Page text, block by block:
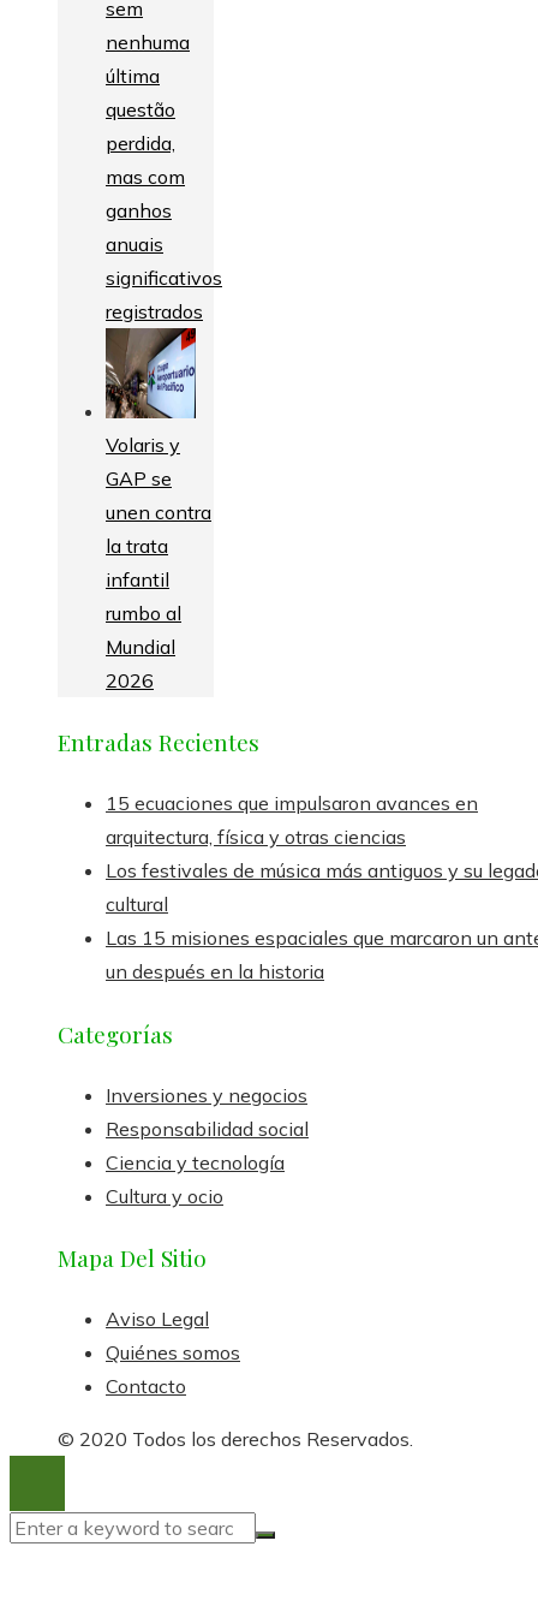
sem
nenhuma
última
questão
perdida,
mas com
ganhos
anuais
significativos
registrados
Volaris y
GAP se
unen contra
la trata
infantil
rumbo al
Mundial
2026
Entradas Recientes
15 ecuaciones que impulsaron avances en
arquitectura, física y otras ciencias
Los festivales de música más antiguos y su
cultural
Las 15 misiones espaciales que marcaron un
un después en la historia
Categorías
Inversiones y negocios
Responsabilidad social
Ciencia y tecnología
Cultura y ocio
Mapa Del Sitio
Aviso Legal
Quiénes somos
Contacto
© 2020 Todos los derechos Reservados.